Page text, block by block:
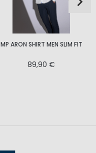
MP ARON SHIRT MEN SLIM FIT
89,90 €